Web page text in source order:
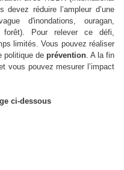
réduire l’ampleur d’une
d'inondations, ouragan,
forêt). Pour relever ce défi,
limités. Vous pouvez réaliser
politique de prévention. A la fin
vous pouvez mesurer l’impact
ci-dessous